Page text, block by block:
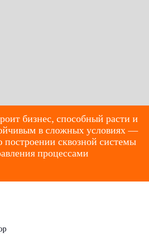
бизнес, способный расти и
в сложных условиях —
построении сквозной системы
процессами